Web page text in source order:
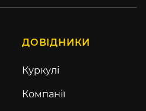
ДОВІДНИКИ
Куркулі
Компанії